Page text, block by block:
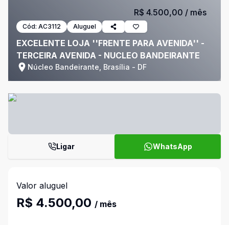
Cód: AC3112 Aluguel
EXCELENTE LOJA ''FRENTE PARA AVENIDA'' -
TERCEIRA AVENIDA - NUCLEO BANDEIRANTE
Núcleo Bandeirante, Brasília - DF
R$ 4.500,00 / mês
Ligar WhatsApp
Valor aluguel
R$ 4.500,00 / mês